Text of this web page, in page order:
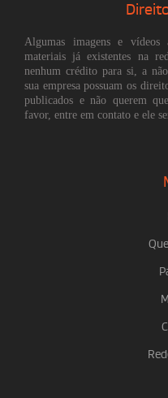
Algumas imagens e vídeos
materiais já existentes na
nenhum crédito para si, a
sua empresa possuam os
publicados e não querem
favor, entre em contato e ele